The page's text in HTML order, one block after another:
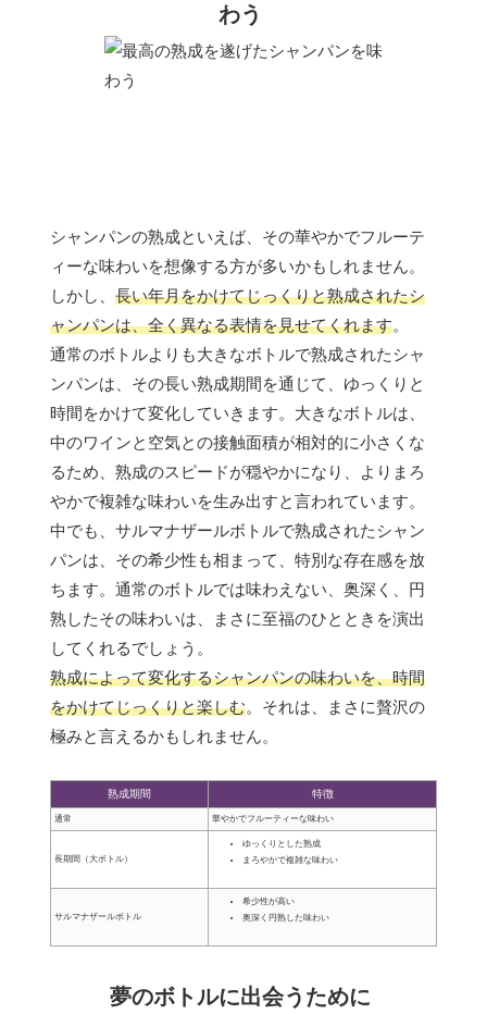
わう
シャンパンの熟成といえば、その華やかでフルーテ
ィーな味わいを想像する方が多いかもしれません。
しかし、 長い年月をかけてじっくりと熟成されたシ
ャンパンは、全く異なる表情を見せてくれます。
通常のボトルよりも大きなボトルで熟成されたシャ
ンパンは、その長い熟成期間を通じて、ゆっくりと
時間をかけて変化していきます。大きなボトルは、
中のワインと空気との接触面積が相対的に小さくな
るため、熟成のスピードが穏やかになり、よりまろ
やかで複雑な味わいを生み出すと言われています。
中でも、サルマナザールボトルで熟成されたシャン
パンは、その希少性も相まって、特別な存在感を放
ちます。通常のボトルでは味わえない、奥深く、円
熟したその味わいは、まさに至福のひとときを演出
してくれるでしょう。
熟成によって変化するシャンパンの味わいを、時間
をかけてじっくりと楽しむ。それは、まさに贅沢の
極みと言えるかもしれません。
熟成期間 特徴
通常 華やかでフルーティーな味わい
長期間（大ボトル）
ゆっくりとした熟成
まろやかで複雑な味わい
サルマナザールボトル
希少性が高い
奥深く円熟した味わい
夢のボトルに出会うために